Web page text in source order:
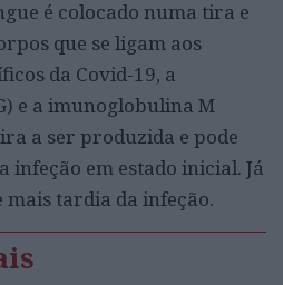
é colocado numa tira e
que se ligam aos
da Covid-19, a
e a imunoglobulina M
a ser produzida e pode
infeção em estado inicial. Já
mais tardia da infeção.